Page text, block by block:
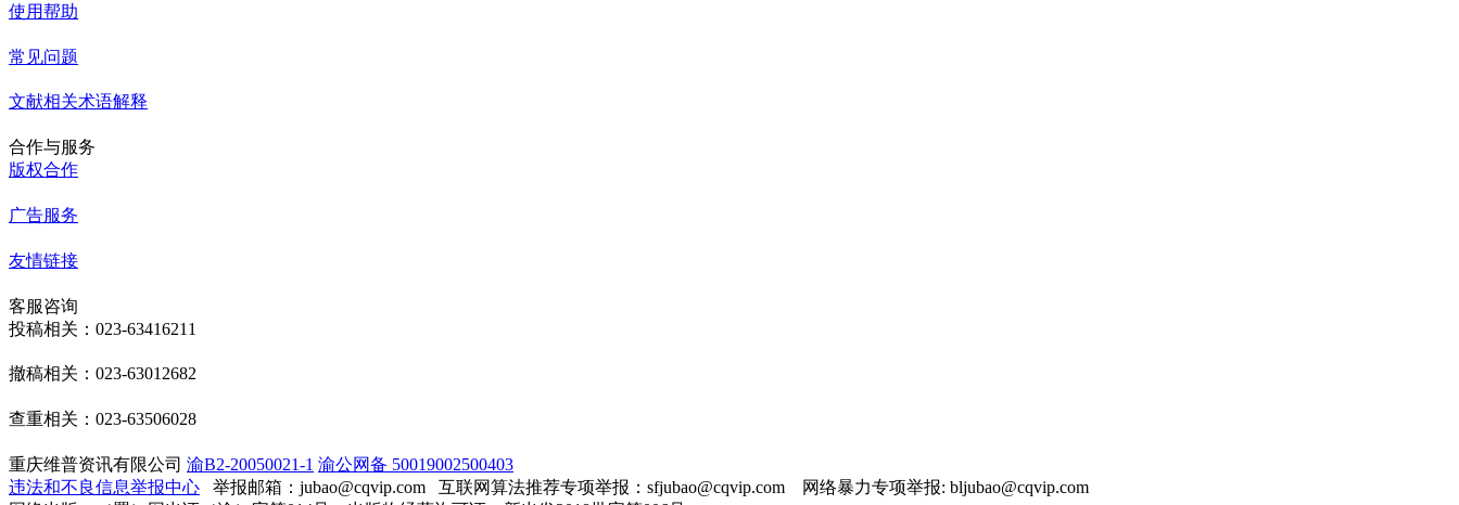
使用帮助
常见问题
文献相关术语解释
合作与服务
版权合作
广告服务
友情链接
客服咨询
投稿相关：023-63416211
撤稿相关：023-63012682
查重相关：023-63506028
重庆维普资讯有限公司 渝B2-20050021-1 渝公网备 50019002500403
违法和不良信息举报中心 举报邮箱：jubao@cqvip.com 互联网算法推荐专项举报：sfjubao@cqvip.com 网络暴力专项举报: bljubao@cqvip.com